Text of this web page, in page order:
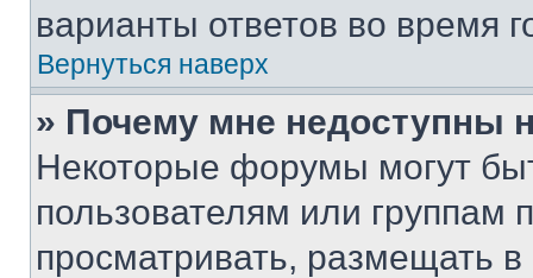
варианты ответов во время
Вернуться наверх
» Почему мне недоступны
Некоторые форумы могут
пользователям или группам
просматривать, размещать